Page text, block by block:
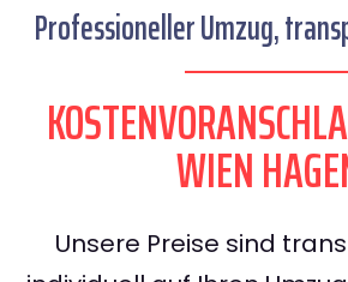
Professioneller Umzug,
WIEN
Unsere Preise sind